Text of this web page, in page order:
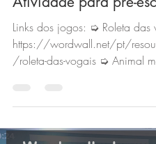
Links dos jogos: ➭ Roleta das
https://wordwall.net/pt/
/roleta-das-vogais ➭ Animal